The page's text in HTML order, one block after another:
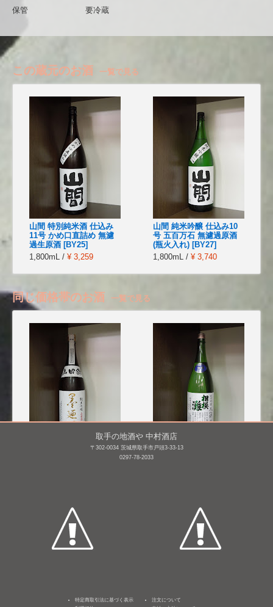
保管
要冷蔵
この蔵元のお酒 一覧で見る
山間 特別純米酒 仕込み
11号 かめ口直詰め 無濾
過生原酒 [BY25]
1,800mL / ¥ 3,259
山間 純米吟醸 仕込み10
号 五百万石 無濾過原酒
(瓶火入れ) [BY27]
1,800mL / ¥ 3,740
同じ価格帯のお酒 一覧で見る
墨廼江 純米吟醸 山田錦
相模灘 純米吟醸 美山錦
槽場詰め無濾過生原
取手の地酒や 中村酒店
〒302-0034 茨城県取手市戸頭3-33-13
0297-78-2033
特定商取引法に基づく表示
注文について